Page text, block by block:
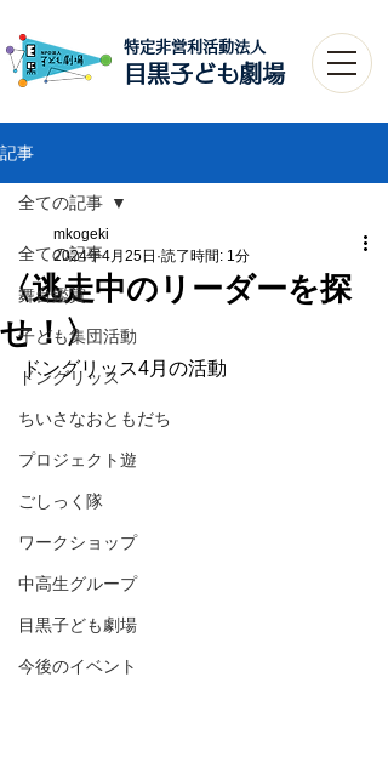
特定非営利活動法人​
目黒子ども劇場
記事
全ての記事
舞台鑑賞
子ども集団活動
ドングリッス
ちいさなおともだち
プロジェクト遊
ごしっく隊
ワークショップ
中高生グループ
目黒子ども劇場
今後のイベント
全ての記事
〈逃走中のリーダーを探
せ！〉
mkogeki
2024年4月25日 読了時間: 1分
ドングリッス4月の活動